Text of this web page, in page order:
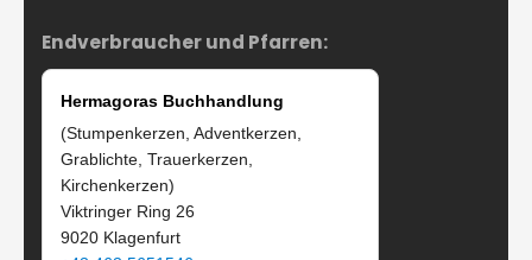
Endverbraucher und Pfarren:
Hermagoras Buchhandlung
(Stumpenkerzen, Adventkerzen,
Grablichte, Trauerkerzen,
Kirchenkerzen)
Viktringer Ring 26
9020 Klagenfurt